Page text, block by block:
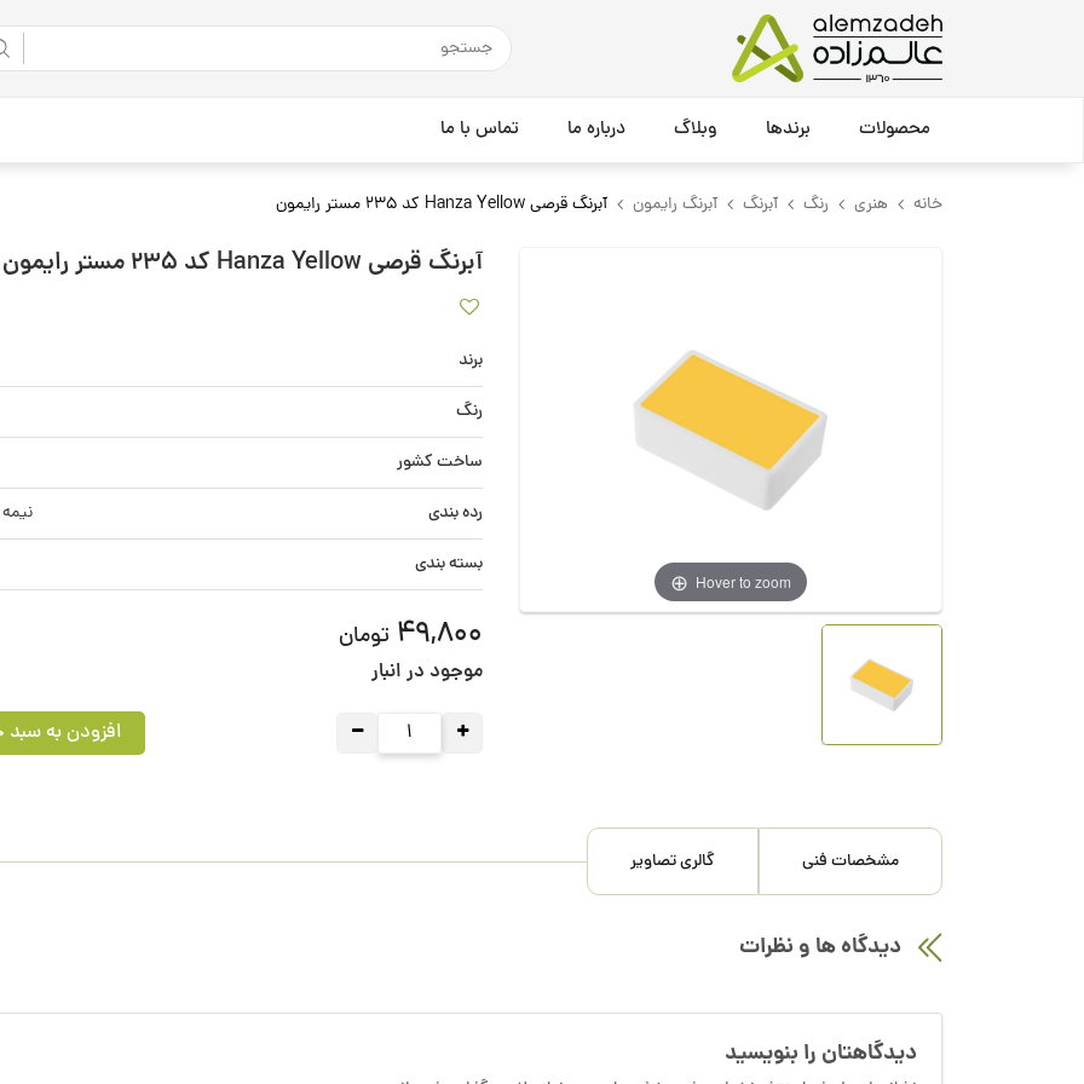
محصولات برندها وبلاگ درباره ما تماس با ما
خانه هنری رنگ آبرنگ آبرنگ رایمون آبرنگ قرصی Hanza Yellow کد 235 مستر رایمون
Hover to zoom
آبرنگ قرصی Hanza Yellow کد 235 مستر رایمون
برند
رنگ
ساخت کشور
رده بندی
بسته بندی
49,800 تومان
موجود در انبار
افزودن به سبد
مشخصات فنی گالری تصاویر
دیدگاه ها و نظرات
دیدگاهتان را بنویسید